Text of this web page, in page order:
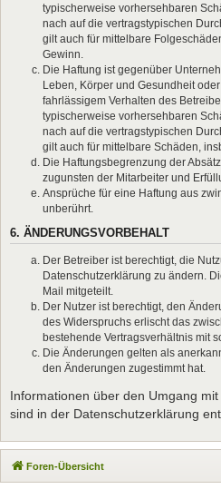
typischerweise vorhersehbaren
nach auf die vertragstypischen
gilt auch für mittelbare
Gewinn.
Die Haftung ist gegenüber
Leben, Körper und Gesundheit
fahrlässigem Verhalten des
typischerweise vorhersehbaren
nach auf die vertragstypischen
gilt auch für mittelbare Schäden,
Die Haftungsbegrenzung der
zugunsten der Mitarbeiter und
Ansprüche für eine Haftung aus
unberührt.
6. ÄNDERUNGSVORBEHALT
Der Betreiber ist berechtigt, die
Datenschutzerklärung zu ändern.
Mail mitgeteilt.
Der Nutzer ist berechtigt, den
des Widerspruchs erlischt das
bestehende Vertragsverhältnis mit
Die Änderungen gelten als
den Änderungen zugestimmt hat.
Informationen über den Umgang
sind in der Datenschutzerklärung
Foren-Übersicht